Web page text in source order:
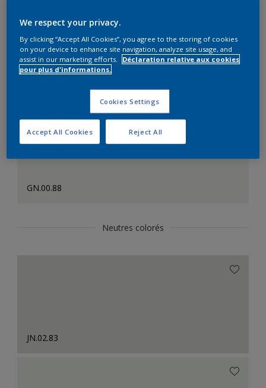
Suggestions d'Harmonies
GN.00.88
Neutres colorés
JN.02.83
We respect your privacy.
By clicking “Accept All Cookies”, you agree to the storing of cookies
on your device to enhance site navigation, analyze site usage, and
assist in our marketing efforts.
Déclaration relative aux cookies
pour plus d'informations.
Cookies Settings
Reject All
Accept All Cookies